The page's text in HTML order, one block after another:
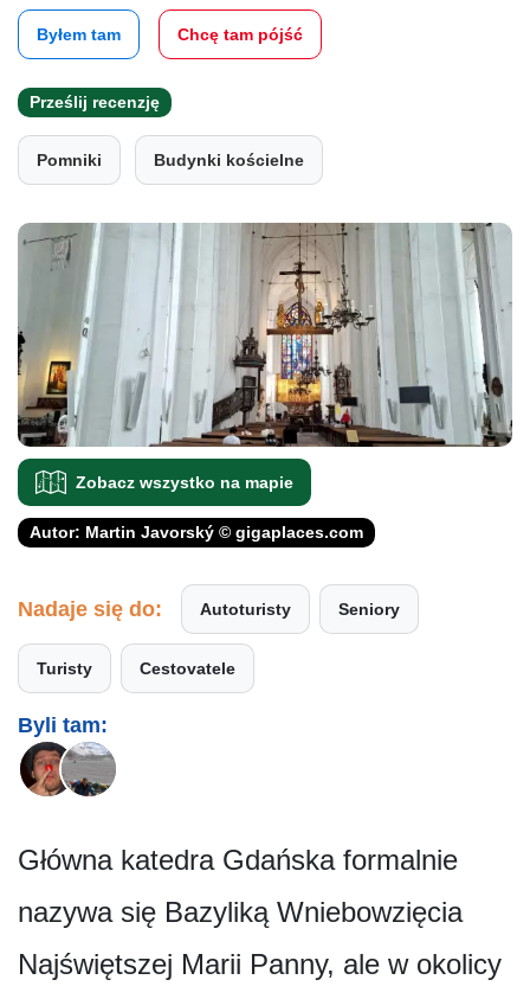
Byłem tam Chcę tam pójść
Prześlij recenzję
Pomniki Budynki kościelne
Zobacz wszystko na mapie
Autor: Martin Javorský © gigaplaces.com
Nadaje się do: Autoturisty Seniory
Turisty Cestovatele
Byli tam:
Główna katedra Gdańska formalnie
nazywa się Bazyliką Wniebowzięcia
Najświętszej Marii Panny, ale w okolicy